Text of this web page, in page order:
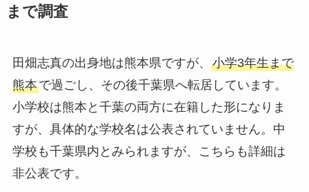
まで調査
田畑志真の出身地は熊本県ですが、 小学3年生まで
熊本で過ごし、その後千葉県へ転居しています。
小学校は熊本と千葉の両方に在籍した形になりま
すが、具体的な学校名は公表されていません。中
学校も千葉県内とみられますが、こちらも詳細は
非公表です。